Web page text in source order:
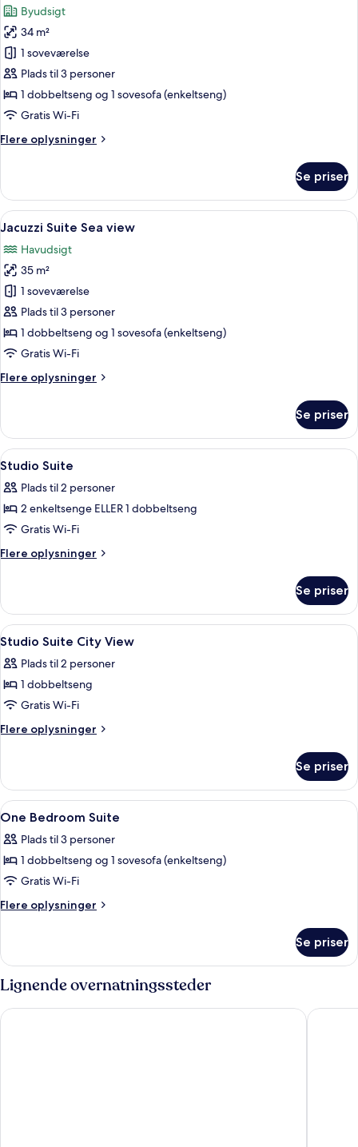
view
billeder
af
Jacuzzi
Suite
with
City
Byudsigt
34 m²
1 soveværelse
Plads til 3 personer
1 dobbeltseng og 1 sovesofa (enkeltseng)
Gratis Wi-Fi
Flere oplysninger
Flere
Suite
with
City
Se priser
Indlæs
alle
billeder
af
Jacuzzi
Suite
Sea
view
Et moderne hotelværelse med en
18
Jacuzzi Suite Sea view
Havudsigt
35 m²
1 soveværelse
Plads til 3 personer
1 dobbeltseng og 1 sovesofa (enkeltseng)
Gratis Wi-Fi
Flere oplysninger
Flere
Suite
Sea
view
Se priser
Indlæs
alle
billeder
af
Studio
Suite
Premium-sengetøj, arbejdsområde
6
Studio Suite
Plads til 2 personer
2 enkeltsenge ELLER 1 dobbeltseng
Gratis Wi-Fi
Flere oplysninger
Flere
Suite
Se priser
Indlæs
alle
billeder
af
Studio
Suite
Premium-sengetøj, arbejdsområde
11
Studio Suite City View
Plads til 2 personer
1 dobbeltseng
Gratis Wi-Fi
Flere oplysninger
Flere
Suite
City
View
Se priser
Indlæs
alle
billeder
af
One
Bedroom
Premium-sengetøj, arbejdsområde
9
One Bedroom Suite
Plads til 3 personer
1 dobbeltseng og 1 sovesofa (enkeltseng)
Gratis Wi-Fi
Flere oplysninger
Flere
Bedroom
Suite
Se priser
Lignende overnatningssteder
Selectum City Atasehir Cityloft